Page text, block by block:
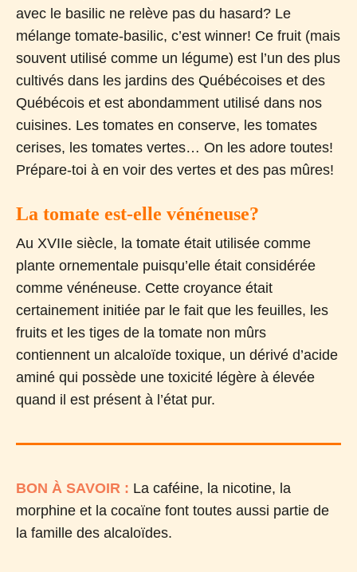
avec le basilic ne relève pas du hasard? Le
mélange tomate-basilic, c’est winner! Ce fruit (mais
souvent utilisé comme un légume) est l’un des plus
cultivés dans les jardins des Québécoises et des
Québécois et est abondamment utilisé dans nos
cuisines. Les tomates en conserve, les tomates
cerises, les tomates vertes… On les adore toutes!
Prépare-toi à en voir des vertes et des pas mûres!
La tomate est-elle vénéneuse?
Au XVIIe siècle, la tomate était utilisée comme
plante ornementale puisqu’elle était considérée
comme vénéneuse. Cette croyance était
certainement initiée par le fait que les feuilles, les
fruits et les tiges de la tomate non mûrs
contiennent un alcaloïde toxique, un dérivé d’acide
aminé qui possède une toxicité légère à élevée
quand il est présent à l’état pur.
BON À SAVOIR : La caféine, la nicotine, la
morphine et la cocaïne font toutes aussi partie de
la famille des alcaloïdes.